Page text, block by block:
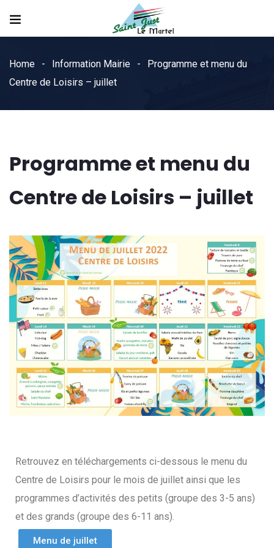
Home Information Mairie
Programme et menu du
Centre de Loisirs – juillet
Programme et menu du
Centre de Loisirs – juillet
Retrouvez en téléchargements ci-dessous le menu du
Centre de Loisirs pour le mois de juillet ainsi que les
programmes d’activités des petits (groupe des 3-5 ans)
et des grands (groupe des 6-11 ans).
Menu de juillet